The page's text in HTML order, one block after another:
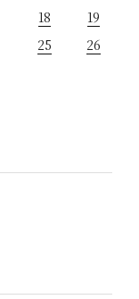
18
19
25
26